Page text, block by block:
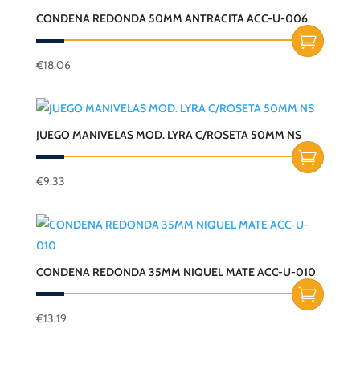
CONDENA REDONDA 50MM ANTRACITA ACC-U-006
€18.06
JUEGO MANIVELAS MOD. LYRA C/ROSETA 50MM NS
€9.33
CONDENA REDONDA 35MM NIQUEL MATE ACC-U-010
€13.19